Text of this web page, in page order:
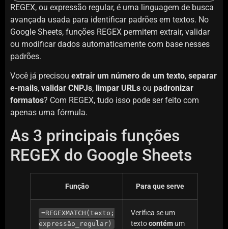
REGEX, ou expressão regular, é uma linguagem de busca
avançada usada para identificar padrões em textos. No
Google Sheets, funções REGEX permitem extrair, validar
ou modificar dados automaticamente com base nesses
padrões.
Você já precisou extrair um número de um texto, separar
e-mails, validar CNPJs, limpar URLs ou padronizar
formatos? Com REGEX, tudo isso pode ser feito com
apenas uma fórmula.
As 3 principais funções
REGEX do Google Sheets
Função Para que serve
=REGEXMATCH(texto;
expressão_regular)
Verifica se um
textocontém um